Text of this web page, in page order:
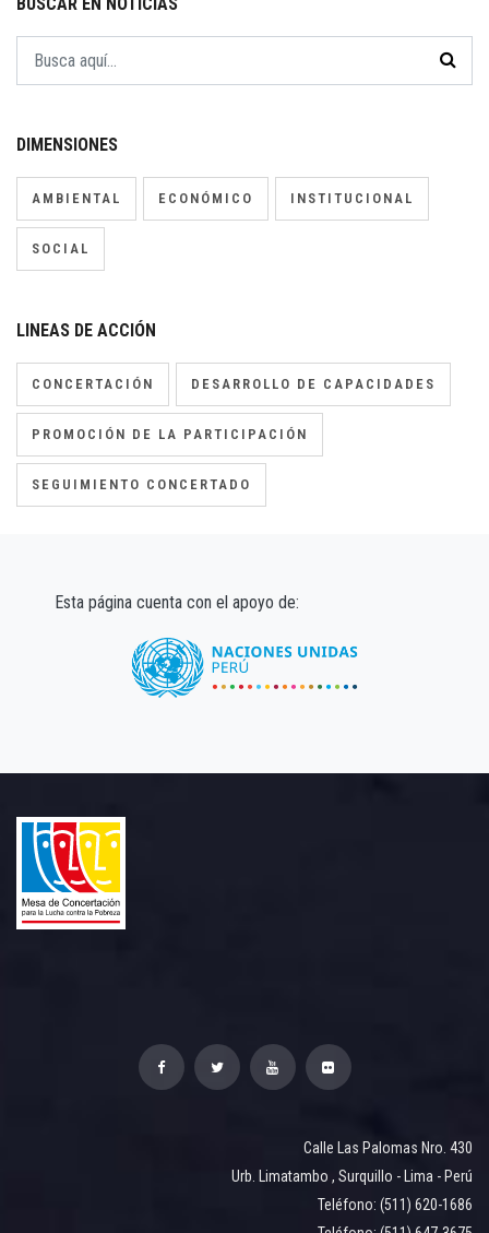
DIMENSIONES
AMBIENTAL ECONÓMICO INSTITUCIONAL
SOCIAL
LINEAS DE ACCIÓN
CONCERTACIÓN DESARROLLO DE CAPACIDADES
PROMOCIÓN DE LA PARTICIPACIÓN
SEGUIMIENTO CONCERTADO
Esta página cuenta con el apoyo de:
Calle Las Palomas Nro. 430
Urb. Limatambo , Surquillo - Lima - Perú
Teléfono: (511) 620-1686